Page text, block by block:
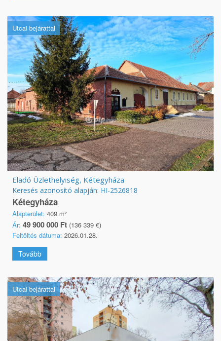
Utcai bejárattal
Eladó Üzlethelyiség, Kétegyháza
Keresés azonosító alapján: HI-2526818
Kétegyháza
Alapterület: 409 m²
Ár: 49 900 000 Ft (136 339 €)
Feltöltés dátuma: 2026.01.28.
Tovább
Utcai bejárattal